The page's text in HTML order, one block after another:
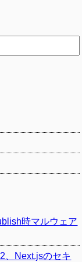
時マルウェア
、Next.jsのセキ